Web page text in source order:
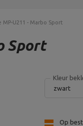
U211 - Marbo Sport
Sport
Kleur
zwart
Op